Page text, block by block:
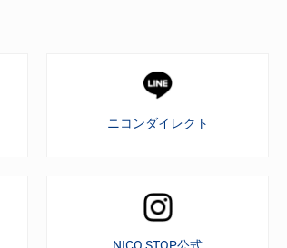
ニコンダイレクト